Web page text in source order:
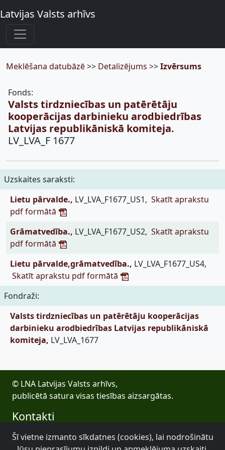
Latvijas Valsts arhīvs
Meklēšana datubāzē>> Detalizējums >>Izvērsums
Fonds:
Valsts tirdzniecības un patērētāju
kooperācijas darbinieku arodbiedrības
Latvijas republikāniskā komiteja.
LV_LVA_F 1677
Uzskaites saraksti:
Lietu pārvalde., LV_LVA_F1677_US1, Skatīt aprakstu
pdf formātā
Grāmatvedība., LV_LVA_F1677_US2, Skatīt aprakstu
pdf formātā
Lietu pārvalde,grāmatvedība., LV_LVA_F1677_US4,
Skatīt aprakstu pdf formātā
Fondraži:
Valsts tirdzniecības un patērētāju kooperācijas
darbinieku arodbiedrības Latvijas republikāniskā
komiteja, LV_LVA_1677
© LNA Latvijas Valsts arhīvs,
publicētā satura visas tiesības aizsargātas.
Kontakti
E-pasts: lva@arhivi.gov.lv
Tālrunis: +371 20027447
Šī vietne izmanto sīkdatnes (cookies), lai nodrošinātu